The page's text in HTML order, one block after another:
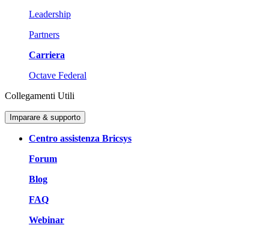
Leadership
Partners
Carriera
Octave Federal
Collegamenti Utili
Imparare & supporto
Centro assistenza Bricsys
Forum
Blog
FAQ
Webinar